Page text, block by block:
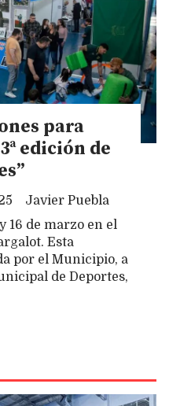
para
edición de
Javier Puebla
16 de marzo en el
Esta
por el Municipio, a
de Deportes,